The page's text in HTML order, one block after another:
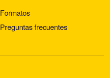
Formatos
Preguntas frecuentes